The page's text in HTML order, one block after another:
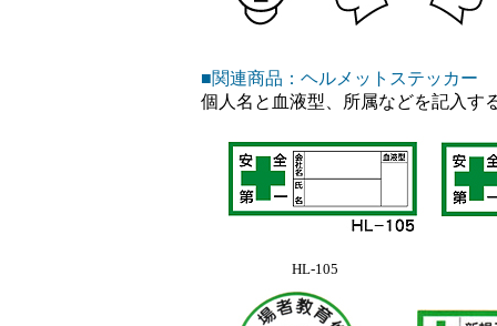
■関連商品：ヘルメットステッカー
個人名と血液型、所属などを記入す
HL-105